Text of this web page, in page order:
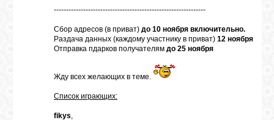
--------------------------------------------------------------
Сбор адресов (в приват) до 10 ноября включительно.
Раздача данных (каждому участнику в приват) 12 ноября
Отправка пдарков получателям до 25 ноября
Жду всех желающих в теме.
Список играющих:
fikys,